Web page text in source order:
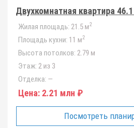
Двухкомнатная квартира
Жилая площадь: 21.5 м2
Площадь кухни: 11 м2
Высота потолков: 2.79 м
Этаж: 2 из 3
Отделка: —
Цена: 2.21 млн ₽
Посмотреть